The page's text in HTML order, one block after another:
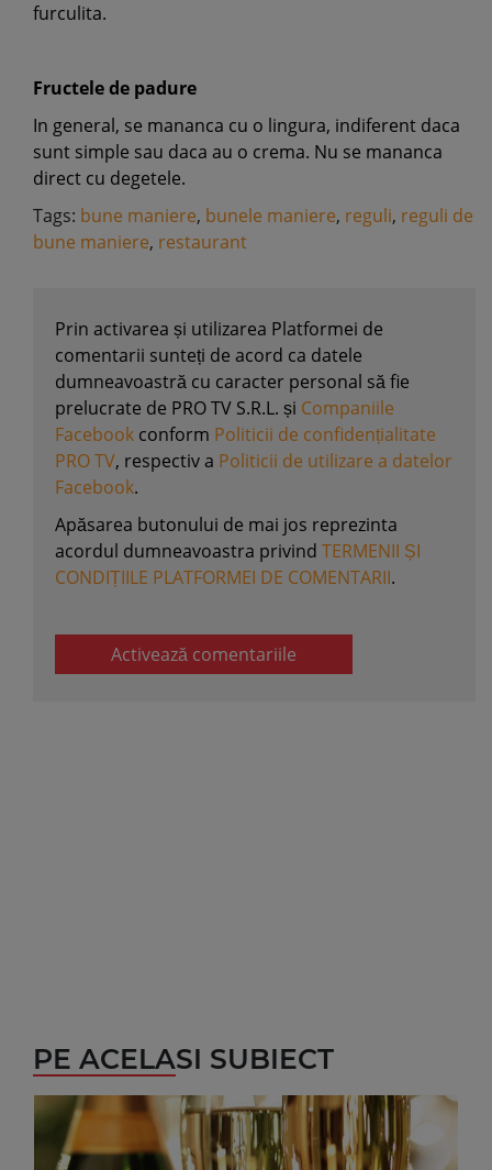
furculita.
Fructele de padure
In general, se mananca cu o lingura, indiferent daca
sunt simple sau daca au o crema. Nu se mananca
direct cu degetele.
Tags: bune maniere, bunele maniere, reguli, reguli de
bune maniere, restaurant
Prin activarea și utilizarea Platformei de
comentarii sunteți de acord ca datele
dumneavoastră cu caracter personal să fie
prelucrate de PRO TV S.R.L. și Companiile
Facebook conform Politicii de confidențialitate
PRO TV, respectiv a Politicii de utilizare a datelor
Facebook.
Apăsarea butonului de mai jos reprezinta
acordul dumneavoastra privind TERMENII ȘI
CONDIȚIILE PLATFORMEI DE COMENTARII.
Activează comentariile
PE ACELASI SUBIECT